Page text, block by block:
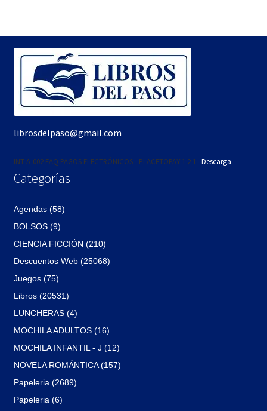
librosdelpaso@gmail.com
INT-A-002 FAQ PAGOS ELECTRÓNICOS - PLACETOPAY 1 2 1 Descarga
Categorías
Agendas (58)
BOLSOS (9)
CIENCIA FICCIÓN (210)
Descuentos Web (25068)
Juegos (75)
Libros (20531)
LUNCHERAS (4)
MOCHILA ADULTOS (16)
MOCHILA INFANTIL - J (12)
NOVELA ROMÁNTICA (157)
Papeleria (2689)
Papeleria (6)